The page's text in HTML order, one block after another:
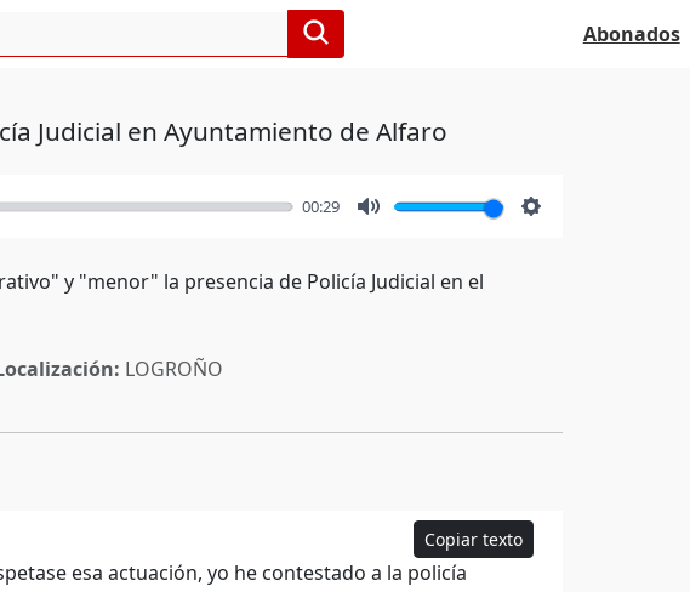
Abonados
Judicial en Ayuntamiento de Alfaro
00:29
y "menor" la presencia de Policía Judicial en el
LOGROÑO
Copiar texto
esa actuación, yo he contestado a la policía